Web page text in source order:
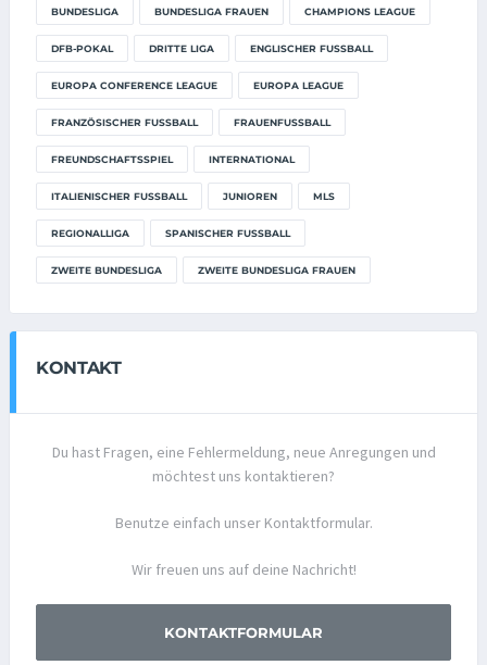
BUNDESLIGA BUNDESLIGA FRAUEN CHAMPIONS LEAGUE
DFB-POKAL DRITTE LIGA ENGLISCHER FUSSBALL
EUROPA CONFERENCE LEAGUE EUROPA LEAGUE
FRANZÖSISCHER FUSSBALL FRAUENFUSSBALL
FREUNDSCHAFTSSPIEL INTERNATIONAL
ITALIENISCHER FUSSBALL JUNIOREN MLS
REGIONALLIGA SPANISCHER FUSSBALL
ZWEITE BUNDESLIGA ZWEITE BUNDESLIGA FRAUEN
KONTAKT
Du hast Fragen, eine Fehlermeldung, neue Anregungen und
möchtest uns kontaktieren?
Benutze einfach unser Kontaktformular.
Wir freuen uns auf deine Nachricht!
KONTAKTFORMULAR